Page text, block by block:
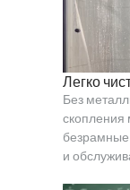
Легко
Без
скопления
и